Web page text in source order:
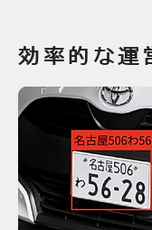
効率的な運